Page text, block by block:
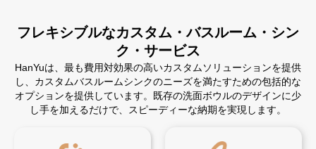
フレキシブルなカスタム・バスルーム・シン
ク・サービス
HanYuは、最も費用対効果の高いカスタムソリューションを提供
し、カスタムバスルームシンクのニーズを満たすための包括的な
オプションを提供しています。既存の洗面ボウルのデザインに少
し手を加えるだけで、スピーディーな納期を実現します。